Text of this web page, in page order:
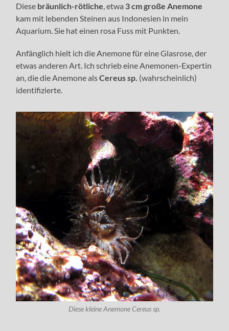
Diese bräunlich-rötliche , etwa 3 cm große Anemone
kam mit lebenden Steinen aus Indonesien in mein
Aquarium. Sie hat einen rosa Fuss mit Punkten.
Anfänglich hielt ich die Anemone für eine Glasrose, der
etwas anderen Art. Ich schrieb eine Anemonen-Expertin
an, die die Anemone alsCereus sp. (wahrscheinlich)
identifizierte.
Diese kleine Anemone Cereus sp.